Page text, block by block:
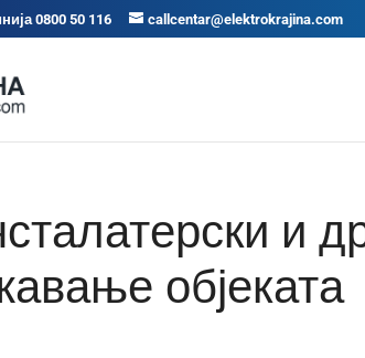
0800 50 116 callcentar@elektrokrajina.com
и
објеката